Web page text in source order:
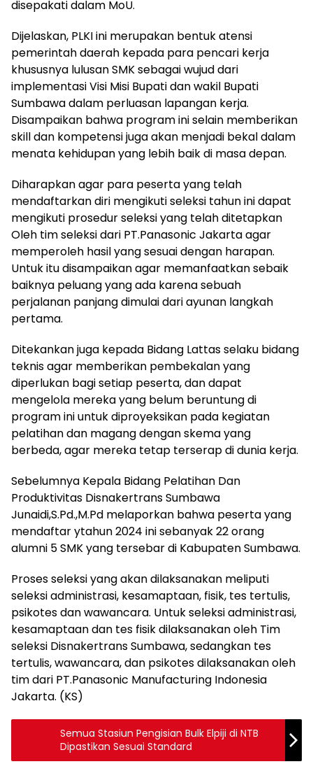
disepakati dalam MoU.
Dijelaskan, PLKI ini merupakan bentuk atensi
pemerintah daerah kepada para pencari kerja
khususnya lulusan SMK sebagai wujud dari
implementasi Visi Misi Bupati dan wakil Bupati
Sumbawa dalam perluasan lapangan kerja.
Disampaikan bahwa program ini selain memberikan
skill dan kompetensi juga akan menjadi bekal dalam
menata kehidupan yang lebih baik di masa depan.
Diharapkan agar para peserta yang telah
mendaftarkan diri mengikuti seleksi tahun ini dapat
mengikuti prosedur seleksi yang telah ditetapkan
Oleh tim seleksi dari PT.Panasonic Jakarta agar
memperoleh hasil yang sesuai dengan harapan.
Untuk itu disampaikan agar memanfaatkan sebaik
baiknya peluang yang ada karena sebuah
perjalanan panjang dimulai dari ayunan langkah
pertama.
Ditekankan juga kepada Bidang Lattas selaku bidang
teknis agar memberikan pembekalan yang
diperlukan bagi setiap peserta, dan dapat
mengelola mereka yang belum beruntung di
program ini untuk diproyeksikan pada kegiatan
pelatihan dan magang dengan skema yang
berbeda, agar mereka tetap terserap di dunia kerja.
Sebelumnya Kepala Bidang Pelatihan Dan
Produktivitas Disnakertrans Sumbawa
Junaidi,S.Pd.,M.Pd melaporkan bahwa peserta yang
mendaftar ytahun 2024 ini sebanyak 22 orang
alumni 5 SMK yang tersebar di Kabupaten Sumbawa.
Proses seleksi yang akan dilaksanakan meliputi
seleksi administrasi, kesamaptaan, fisik, tes tertulis,
psikotes dan wawancara. Untuk seleksi administrasi,
kesamaptaan dan tes fisik dilaksanakan oleh Tim
seleksi Disnakertrans Sumbawa, sedangkan tes
tertulis, wawancara, dan psikotes dilaksanakan oleh
tim dari PT.Panasonic Manufacturing Indonesia
Jakarta. (KS)
Semua Stasiun Pengisian Bulk Elpiji di NTB
Dipastikan Sesuai Standard